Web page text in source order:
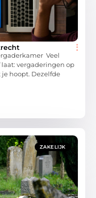
Veel
vergaderingen op
hoopt. Dezelfde
ZAKELIJK